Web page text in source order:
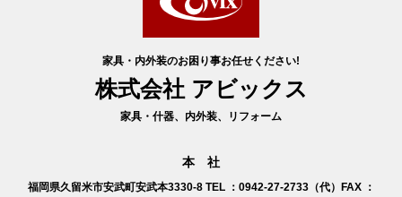
家具・内外装のお困り事お任せください!
株式会社 アビックス
家具・什器、内外装、リフォーム
本 社
福岡県久留米市安武町安武本3330-8 TEL ：0942-27-2733（代）FAX ：